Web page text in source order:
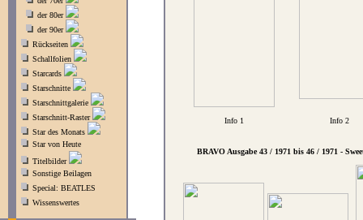
der 80er
der 90er
Rückseiten
Schallfolien
Starcards
Starschnitte
Starschnittgalerie
Starschnitt-Raster
Star des Monats
Star von Heute
Titelbilder
Sonstige Beilagen
Special: BEATLES
Wissenswertes
Info 1 Info 2
BRAVO Ausgabe 43 / 1971 bis 46 / 1971 -